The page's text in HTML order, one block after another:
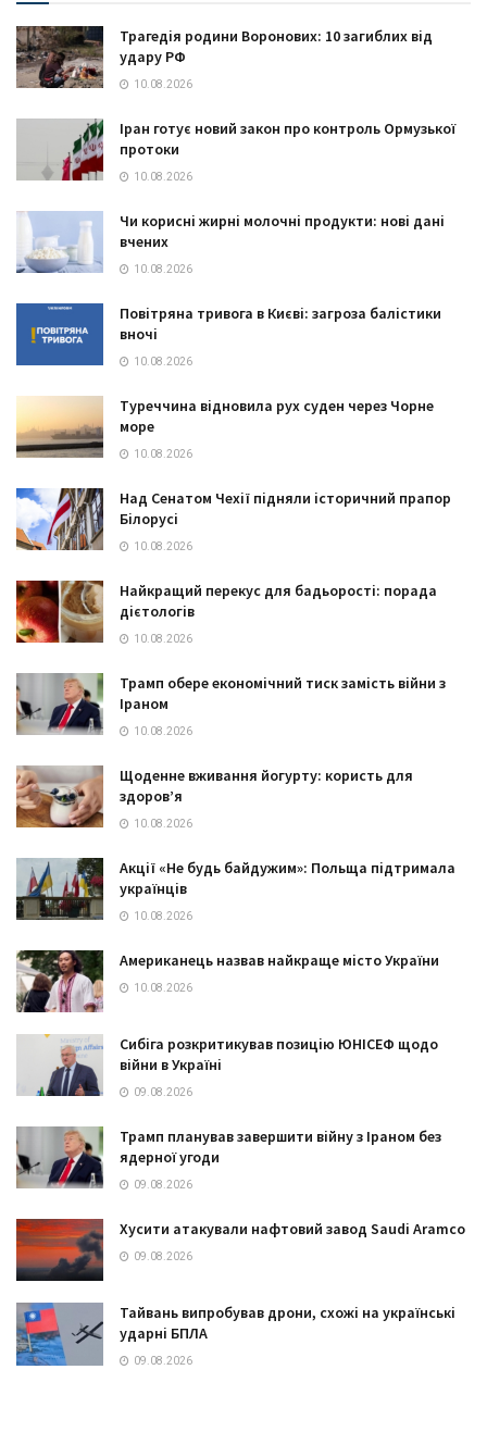
Трагедія родини Воронових: 10 загиблих від
удару РФ
10.08.2026
Іран готує новий закон про контроль Ормузької
протоки
10.08.2026
Чи корисні жирні молочні продукти: нові дані
вчених
10.08.2026
Повітряна тривога в Києві: загроза балістики
вночі
10.08.2026
Туреччина відновила рух суден через Чорне
море
10.08.2026
Над Сенатом Чехії підняли історичний прапор
Білорусі
10.08.2026
Найкращий перекус для бадьорості: порада
дієтологів
10.08.2026
Трамп обере економічний тиск замість війни з
Іраном
10.08.2026
Щоденне вживання йогурту: користь для
здоров’я
10.08.2026
Акції «Не будь байдужим»: Польща підтримала
українців
10.08.2026
Американець назвав найкраще місто України
10.08.2026
Сибіга розкритикував позицію ЮНІСЕФ щодо
війни в Україні
09.08.2026
Трамп планував завершити війну з Іраном без
ядерної угоди
09.08.2026
Хусити атакували нафтовий завод Saudi Aramco
09.08.2026
Тайвань випробував дрони, схожі на українські
ударні БПЛА
09.08.2026